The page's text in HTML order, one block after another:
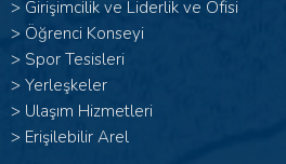
> Girişimcilik ve Liderlik ve Ofisi
> Öğrenci Konseyi
> Spor Tesisleri
> Yerleşkeler
> Ulaşım Hizmetleri
> Erişilebilir Arel